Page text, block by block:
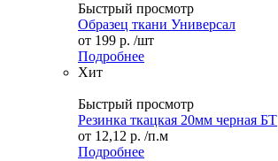
Быстрый просмотр
Образец ткани Универсал
от 199 р. /шт
Подробнее
Хит
Быстрый просмотр
Резинка ткацкая 20мм черная БТ
от 12,12 р. /п.м
Подробнее